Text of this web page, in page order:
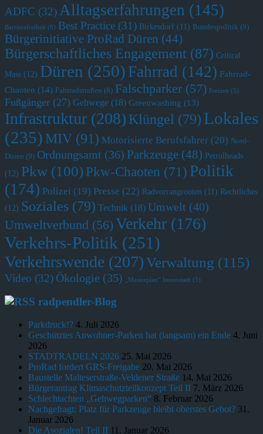
ADFC (32) Alltagserfahrungen (145)
Barrierefreiheit (6) Best Practice (31) Birkesdorf (11) Bundespolitik (9)
Bürgerinitiative ProRad Düren (44)
Bürgerschaftliches Engagement (87) Critical
Mass (12) Düren (250) Fahrrad (142) Fahrrad-
Chaoten (14) Fahrradstraßen (8) Falschparker (57) Freizeit (5)
Fußgänger (27) Gehwege (18) Greenwashing (13)
Infrastruktur (208) Klüngel (79) Lokales
(235) MIV (91) Motorisierte Berufsfahrer (20) Nord-
Düren (9) Ordnungsamt (36) Parkzeuge (48) Petrolheads
(12) Pkw (100) Pkw-Chaoten (71) Politik
(174) Polizei (19) Presse (22) Radvorrangrouten (11) Rechtliches
(12) Soziales (79) Technik (18) Umwelt (40)
Umweltverbund (56)Verkehr (176)
Verkehrs-Politik (251)
Verkehrswende (207)Verwaltung (115)
Video (32) Ökologie (35) „Masterplan“ Innenstadt (5)
radpendler-Blog
Parkdruck!? 4. Juli 2026
Geschütztes Anwohner-Parken hat (langsam) ein Ende 4. Juni
2026
STADTRADELN 2026 25. Mai 2026
ProRad fordert GRS-Freigabe 20. Mai 2026
Baustelle Malteserstraße-Veldener Straße 14. Mai 2026
Bürgerantrag Klimaschutzteilkonzept Teil II 7. März 2026
Schlechtachten „Gehwegparken“ 8. Februar 2026
Nachgefragt: Platz für Parkzeuge bleibt oberstes Gebot? 31.
Januar 2026
Die Asozialen! Teil II 11. Januar 2026